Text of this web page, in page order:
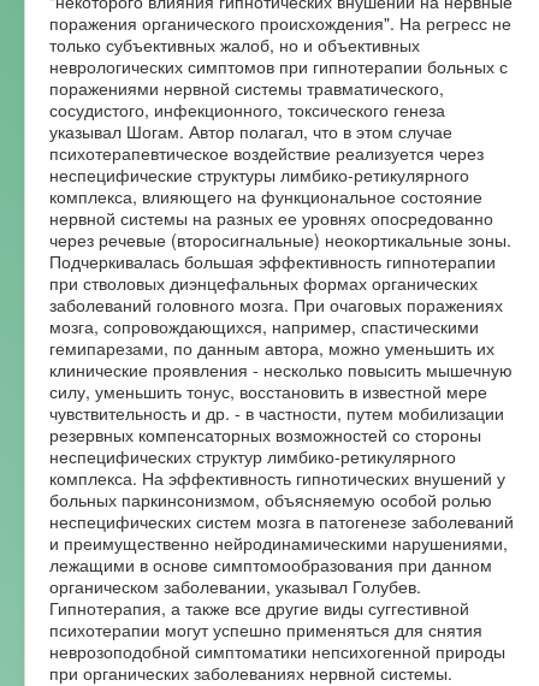
поражения органического происхождения". На регресс не
только субъективных жалоб, но и объективных
неврологических симптомов при гипнотерапии больных с
поражениями нервной системы травматического,
сосудистого, инфекционного, токсического генеза
указывал Шогам. Автор полагал, что в этом случае
психотерапевтическое воздействие реализуется через
неспецифические структуры лимбико-ретикулярного
комплекса, влияющего на функциональное состояние
нервной системы на разных ее уровнях опосредованно
через речевые (второсигнальные) неокортикальные зоны.
Подчеркивалась большая эффективность гипнотерапии
при стволовых диэнцефальных формах органических
заболеваний головного мозга. При очаговых поражениях
мозга, сопровождающихся, например, спастическими
гемипарезами, по данным автора, можно уменьшить их
клинические проявления - несколько повысить мышечную
силу, уменьшить тонус, восстановить в известной мере
чувствительность и др. - в частности, путем мобилизации
резервных компенсаторных возможностей со стороны
неспецифических структур лимбико-ретикулярного
комплекса. На эффективность гипнотических внушений у
больных паркинсонизмом, объясняемую особой ролью
неспецифических систем мозга в патогенезе заболеваний
и преимущественно нейродинамическими нарушениями,
лежащими в основе симптомообразования при данном
органическом заболевании, указывал Голубев.
Гипнотерапия, а также все другие виды суггестивной
психотерапии могут успешно применяться для снятия
неврозоподобной симптоматики непсихогенной природы
при органических заболеваниях нервной системы.